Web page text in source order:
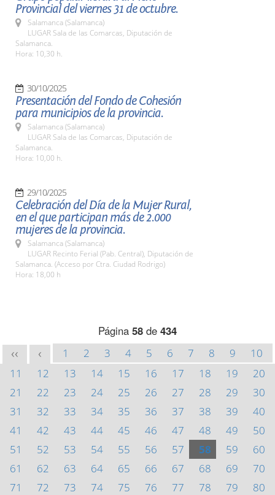
Provincial del viernes 31 de octubre.
Salamanca (Salamanca)
LUGAR Sala de las Comarcas, Diputación de
Salamanca.
Hora: 10,30 h.
30/10/2025
Presentación del Fondo de Cohesión
para municipios de la provincia.
Salamanca (Salamanca)
LUGAR Sala de las Comarcas, Diputación de
Salamanca.
Hora: 10,00 h.
29/10/2025
Celebración del Día de la Mujer Rural,
en el que participan más de 2.000
mujeres de la provincia.
Salamanca (Salamanca)
LUGAR Recinto Ferial (Pab. Central), Diputación de
Salamanca. (Acceso por Ctra. Ciudad Rodrigo)
Hora: 18,00 h
Página 58 de 434
<< < 1 2 3 4 5 6 7 8 9
10
11
12 13 14 15 16 17 18 19
20
21
22 23 24 25 26 27 28 29
30
31
32 33 34 35 36 37 38 39
40
41
42 43 44 45 46 47 48 49
50
51
52 53 54 55 56 57 58 59
60
61
62 63 64 65 66 67 68 69
70
71
72 73 74 75 76 77 78 79
80